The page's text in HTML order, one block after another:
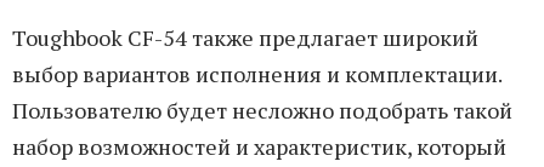
Toughbook CF-54 также предлагает широкий
выбор вариантов исполнения и комплектации.
Пользователю будет несложно подобрать такой
набор возможностей и характеристик, который